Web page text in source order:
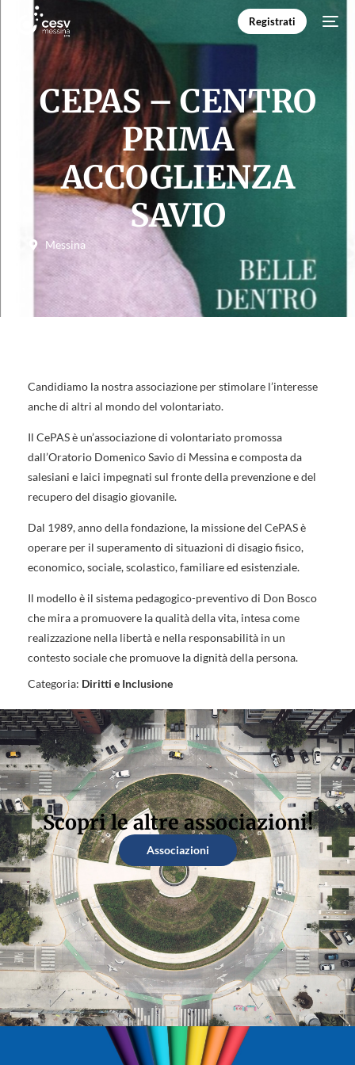
Registrati
CEPAS – CENTRO
PRIMA
ACCOGLIENZA
SAVIO
Messina
Candidiamo la nostra associazione per stimolare l’interesse
anche di altri al mondo del volontariato.
Il CePAS è un’associazione di volontariato promossa
dall’Oratorio Domenico Savio di Messina e composta da
salesiani e laici impegnati sul fronte della prevenzione e del
recupero del disagio giovanile.
Dal 1989, anno della fondazione, la missione del CePAS è
operare per il superamento di situazioni di disagio fisico,
economico, sociale, scolastico, familiare ed esistenziale.
Il modello è il sistema pedagogico-preventivo di Don Bosco
che mira a promuovere la qualità della vita, intesa come
realizzazione nella libertà e nella responsabilità in un
contesto sociale che promuove la dignità della persona.
Categoria: Diritti e Inclusione
Scopri le altre associazioni!
Associazioni